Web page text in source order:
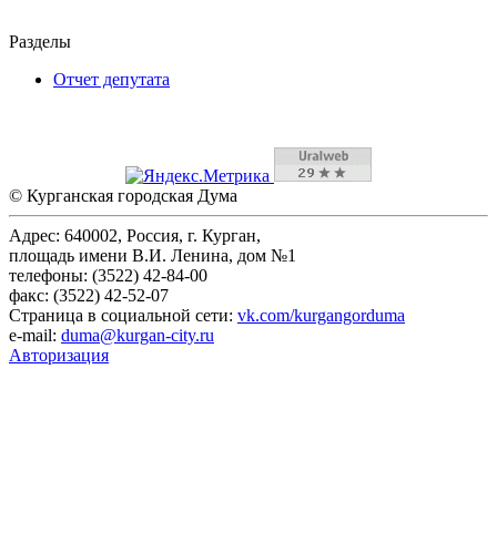
Разделы
Отчет депутата
© Курганская городская Дума
Адрес: 640002, Россия, г. Курган,
площадь имени В.И. Ленина, дом №1
телефоны: (3522) 42-84-00
факс: (3522) 42-52-07
Страница в социальной сети: vk.com/kurgangorduma
e-mail: duma@kurgan-city.ru
Авторизация